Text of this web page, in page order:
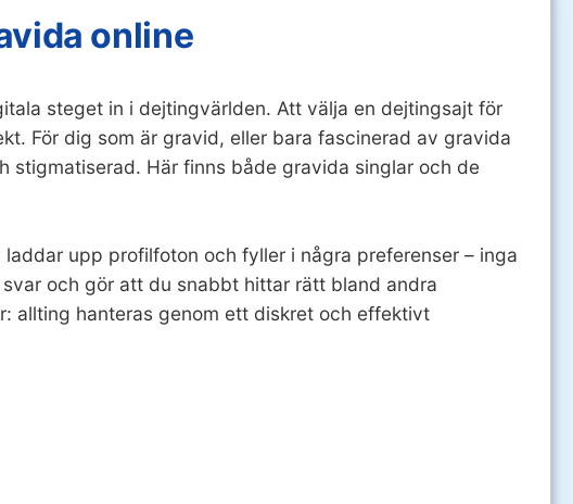
online
steget in i dejtingvärlden. Att välja en dejtingsajt för
För dig som är gravid, eller bara fascinerad av gravida
stigmatiserad. Här finns både gravida singlar och de
upp profilfoton och fyller i några preferenser – inga
och gör att du snabbt hittar rätt bland andra
allting hanteras genom ett diskret och effektivt